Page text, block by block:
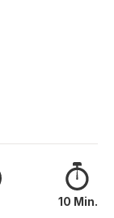
10 Min.